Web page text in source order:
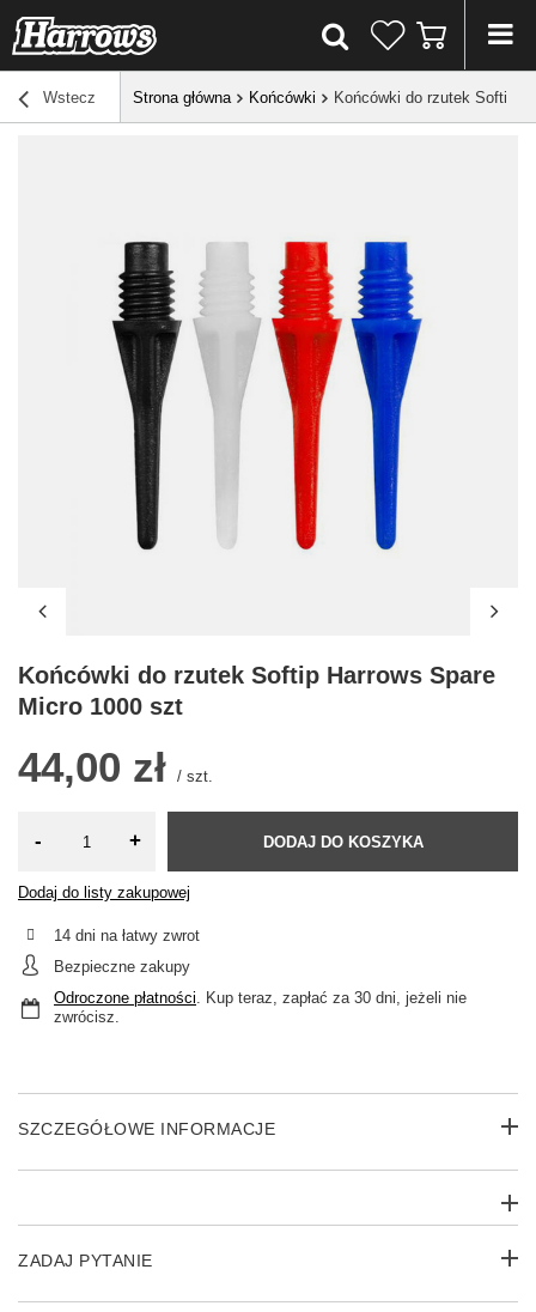
Wstecz Strona główna Końcówki Końcówki do rzutek Softip
Końcówki do rzutek Softip Harrows Spare
Micro 1000 szt
44,00 zł / szt.
- + DODAJ DO KOSZYKA
Dodaj do listy zakupowej
14 dni na łatwy zwrot
Bezpieczne zakupy
Odroczone płatności. Kup teraz, zapłać za 30 dni, jeżeli nie
zwrócisz.
SZCZEGÓŁOWE INFORMACJE
ZADAJ PYTANIE